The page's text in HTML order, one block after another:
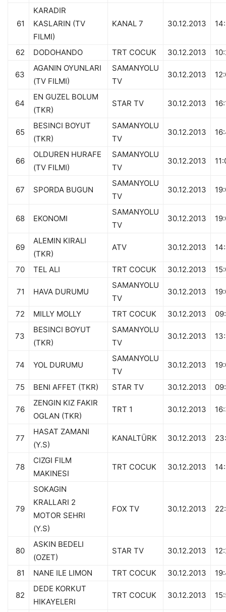
61
KARADIR
KASLARIN (TV
FILMI)
KANAL 7 30.12.2013
62 DODOHANDO TRT COCUK 30.12.2013
63
AGANIN OYUNLARI
(TV FILMI)
SAMANYOLU
TV
30.12.2013
64
EN GUZEL BOLUM
(TKR)
STAR TV 30.12.2013
65
BESINCI BOYUT
(TKR)
SAMANYOLU
TV
30.12.2013
66
OLDUREN HURAFE
(TV FILMI)
SAMANYOLU
TV
30.12.2013
67 SPORDA BUGUN
SAMANYOLU
TV
30.12.2013
68 EKONOMI
SAMANYOLU
TV
30.12.2013
69
ALEMIN KIRALI
(TKR)
ATV 30.12.2013
70 TEL ALI TRT COCUK 30.12.2013
71 HAVA DURUMU
SAMANYOLU
TV
30.12.2013
72 MILLY MOLLY TRT COCUK 30.12.2013
73
BESINCI BOYUT
(TKR)
SAMANYOLU
TV
30.12.2013
74 YOL DURUMU
SAMANYOLU
TV
30.12.2013
75 BENI AFFET (TKR) STAR TV 30.12.2013
76
ZENGIN KIZ FAKIR
OGLAN (TKR)
TRT 1 30.12.2013
77
HASAT ZAMANI
(Y.S)
KANALTÜRK 30.12.2013
78
CIZGI FILM
MAKINESI
TRT COCUK 30.12.2013
79
SOKAGIN
KRALLARI 2
MOTOR SEHRI
(Y.S)
FOX TV 30.12.2013
80
ASKIN BEDELI
(OZET)
STAR TV 30.12.2013
81 NANE ILE LIMON TRT COCUK 30.12.2013
82
DEDE KORKUT
HIKAYELERI
TRT COCUK 30.12.2013